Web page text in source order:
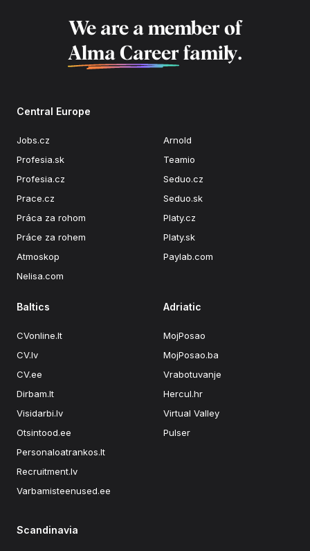
We are a member of
Alma Career family.
Central Europe
Jobs.cz
Profesia.sk
Profesia.cz
Prace.cz
Práca za rohom
Práce za rohem
Atmoskop
Nelisa.com
Arnold
Teamio
Seduo.cz
Seduo.sk
Platy.cz
Platy.sk
Paylab.com
Baltics
CVonline.lt
CV.lv
CV.ee
Dirbam.lt
Visidarbi.lv
Otsintood.ee
Personaloatrankos.lt
Recruitment.lv
Varbamisteenused.ee
Adriatic
MojPosao
MojPosao.ba
Vrabotuvanje
Hercul.hr
Virtual Valley
Pulser
Scandinavia